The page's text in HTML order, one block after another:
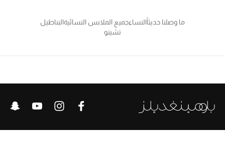
المجوهرات
ما وصلنا حديثاًالنساءجميع الملابس النسائيةالبناطيل
تشينو